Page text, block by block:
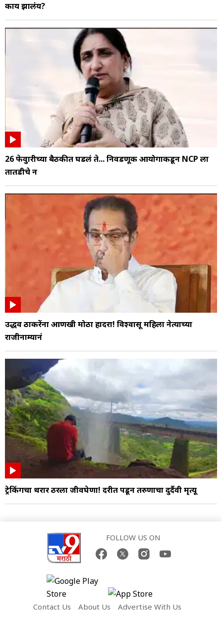
काय झालंय?
26 फेब्रुवारीच्या बैठकीत घडलं ते... निवडणूक आयोगाकडून NCP ला
तातडीचे न
उद्धव ठाकरेंना आणखी मोठा हादरा! विश्वासू महिला नेत्याच्या
राजीनाम्यानं
ट्रेकिंगचा थरार ठरला जीवघेणा! दरीत पडून तरुणाचा दुर्दैवी मृत्यू
FOLLOW US ON
Contact Us About Us Advertise With Us